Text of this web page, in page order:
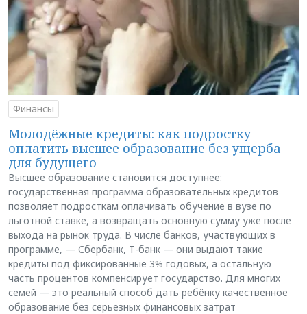
Финансы
Молодёжные кредиты: как подростку
оплатить высшее образование без ущерба
для будущего
Высшее образование становится доступнее:
государственная программа образовательных кредитов
позволяет подросткам оплачивать обучение в вузе по
льготной ставке, а возвращать основную сумму уже после
выхода на рынок труда. В числе банков, участвующих в
программе, — Сбербанк, Т-банк — они выдают такие
кредиты под фиксированные 3% годовых, а остальную
часть процентов компенсирует государство. Для многих
семей — это реальный способ дать ребёнку качественное
образование без серьёзных финансовых затрат